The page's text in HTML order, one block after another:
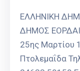
ΕΛΛΗΝΙΚΗ
ΔΗΜΟΣ
25ης Μαρτίου
Πτολεμαΐδα